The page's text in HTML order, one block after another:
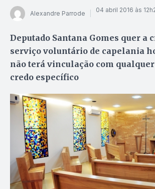
Alexandre Parrode 04 abril 2016 às
Deputado Santana Gomes quer a
serviço voluntário de capelania
não terá vinculação com
credo específico